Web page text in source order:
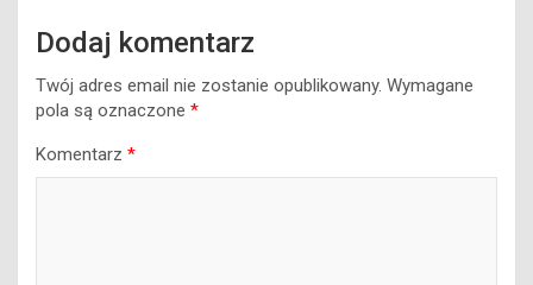
Dodaj komentarz
Twój adres email nie zostanie opublikowany. Wymagane
pola są oznaczone *
Komentarz *